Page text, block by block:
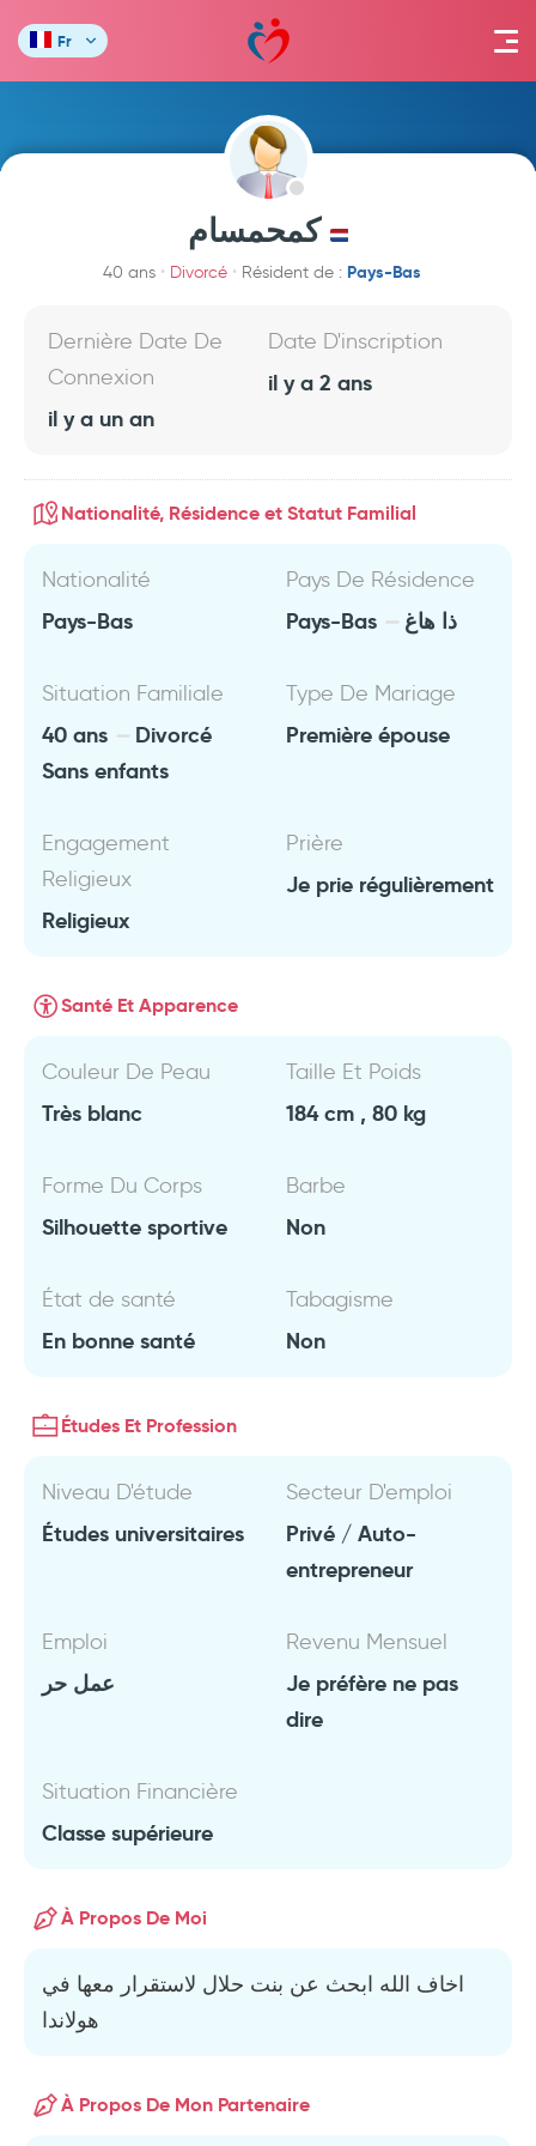
Fr
كمحمسام
40 ans Divorcé Résident de : Pays-Bas
Dernière Date De
Connexion
il y a un an
Date D'inscription
il y a 2 ans
Nationalité, Résidence et Statut Familial
Nationalité
Pays-Bas
Pays De Résidence
Pays-Bas ذا هاغ
Situation Familiale
40 ans
Divorcé
Sans enfants
Type De Mariage
Première épouse
Engagement
Religieux
Religieux
Prière
Je prie régulièrement
Santé Et Apparence
Couleur De Peau
Très blanc
Taille Et Poids
184 cm , 80 kg
Forme Du Corps
Silhouette sportive
Barbe
Non
État de santé
En bonne santé
Tabagisme
Non
Études Et Profession
Niveau D'étude
Études universitaires
Secteur D'emploi
Privé / Auto-
entrepreneur
Emploi
عمل حر
Revenu Mensuel
Je préfère ne pas
dire
Situation Financière
Classe supérieure
À Propos De Moi
اخاف الله ابحث عن بنت حلال لاستقرار معها في
هولاندا
À Propos De Mon Partenaire